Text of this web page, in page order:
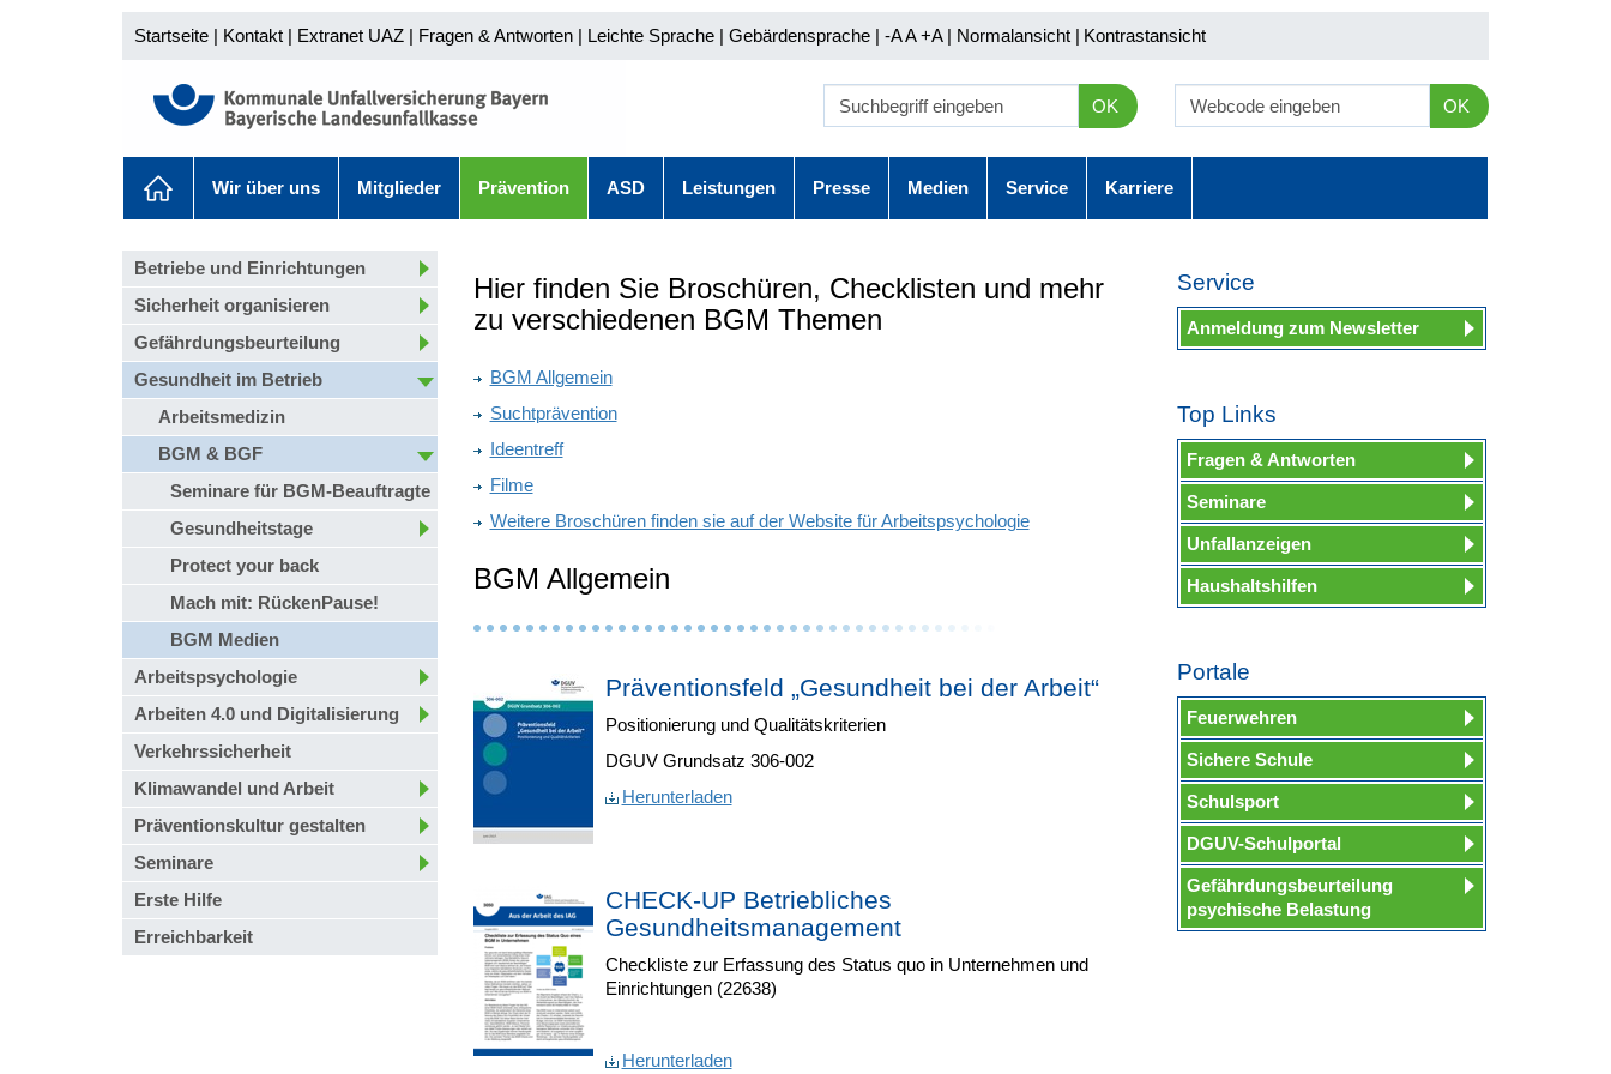
Startseite | Kontakt | Extranet UAZ | Fragen & Antworten | Leichte Sprache | Gebärdensprache | -A A+A | Normalansicht | Kontrastansicht
OK OK
Wir über uns Mitglieder Prävention ASD Leistungen Presse Medien Service Karriere
Betriebe und Einrichtungen
Sicherheit organisieren
Gefährdungsbeurteilung
Gesundheit im Betrieb
Arbeitsmedizin
BGM & BGF
Seminare für BGM-Beauftragte
Gesundheitstage
Protect your back
Mach mit: RückenPause!
BGM Medien
Arbeitspsychologie
Arbeiten 4.0 und Digitalisierung
Verkehrssicherheit
Klimawandel und Arbeit
Präventionskultur gestalten
Seminare
Erste Hilfe
Erreichbarkeit
Hier finden Sie Broschüren, Checklisten und mehr
zu verschiedenen BGM Themen
BGM Allgemein
Suchtprävention
Ideentreff
Filme
Weitere Broschüren finden sie auf der Website für Arbeitspsychologie
BGM Allgemein
Präventionsfeld „Gesundheit bei der Arbeit“
Positionierung und Qualitätskriterien
DGUV Grundsatz 306-002
Herunterladen
CHECK-UP Betriebliches
Gesundheitsmanagement
Checkliste zur Erfassung des Status quo in Unternehmen und
Einrichtungen (22638)
Herunterladen
Service
Anmeldung zum Newsletter
Top Links
Fragen & Antworten
Seminare
Unfallanzeigen
Haushaltshilfen
Portale
Feuerwehren
Sichere Schule
Schulsport
DGUV-Schulportal
Gefährdungsbeurteilung
psychische Belastung